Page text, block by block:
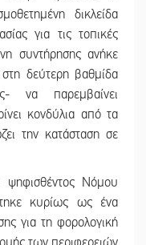
δικλείδα
για τις τοπικές
συντήρησης ανήκε
δεύτερη βαθμίδα
να παρεμβαίνει
κονδύλια από τα
την κατάσταση σε
Νόμου
κυρίως ως ένα
για τη φορολογική